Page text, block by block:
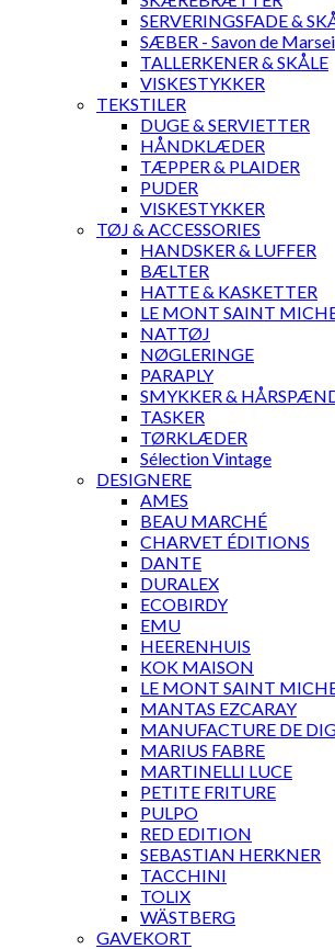
SERVERINGSFADE &
SÆBER - Savon de
TALLERKENER & SKÅLE
VISKESTYKKER
TEKSTILER
DUGE & SERVIETTER
HÅNDKLÆDER
TÆPPER & PLAIDER
PUDER
VISKESTYKKER
TØJ & ACCESSORIES
HANDSKER & LUFFER
BÆLTER
HATTE & KASKETTER
LE MONT SAINT
NATTØJ
NØGLERINGE
PARAPLY
SMYKKER &
TASKER
TØRKLÆDER
Sélection Vintage
DESIGNERE
AMES
BEAU MARCHÉ
CHARVET ÉDITIONS
DANTE
DURALEX
ECOBIRDY
EMU
HEERENHUIS
KOK MAISON
LE MONT SAINT
MANTAS EZCARAY
MANUFACTURE DE
MARIUS FABRE
MARTINELLI LUCE
PETITE FRITURE
PULPO
RED EDITION
SEBASTIAN HERKNER
TACCHINI
TOLIX
WÄSTBERG
GAVEKORT